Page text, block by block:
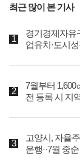
최근 많이 본 기사
경기경제자유
업유치·도시
7월부터 1,600
전 등록 시 지
고양시, 자율
운행··7월 중